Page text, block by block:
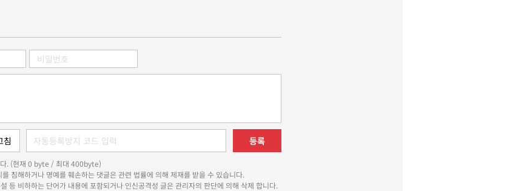
등록
다. (현재 0 byte / 최대 400byte)
침해하거나 명예를 훼손하는 댓글은 관련 법률에 의해 제재를 받을 수 있습니다.
등 비하하는 단어가 내용에 포함되거나 인신공격성 글은 관리자의 판단에 의해 삭제 합니다.